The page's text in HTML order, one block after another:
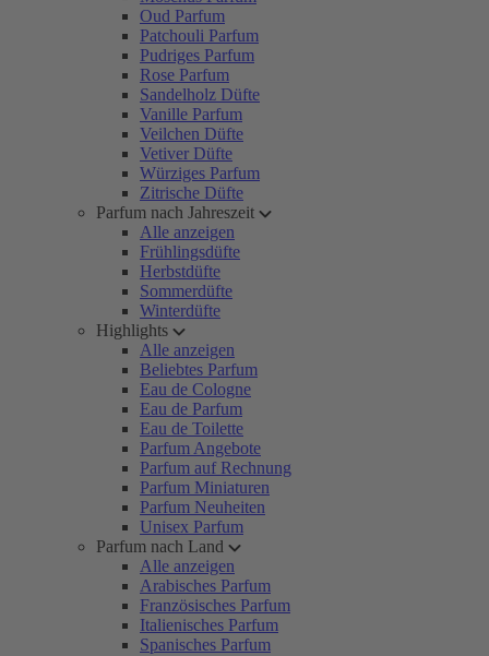
Oud Parfum
Patchouli Parfum
Pudriges Parfum
Rose Parfum
Sandelholz Düfte
Vanille Parfum
Veilchen Düfte
Vetiver Düfte
Würziges Parfum
Zitrische Düfte
Parfum nach Jahreszeit
Alle anzeigen
Frühlingsdüfte
Herbstdüfte
Sommerdüfte
Winterdüfte
Highlights
Alle anzeigen
Beliebtes Parfum
Eau de Cologne
Eau de Parfum
Eau de Toilette
Parfum Angebote
Parfum auf Rechnung
Parfum Miniaturen
Parfum Neuheiten
Unisex Parfum
Parfum nach Land
Alle anzeigen
Arabisches Parfum
Französisches Parfum
Italienisches Parfum
Spanisches Parfum